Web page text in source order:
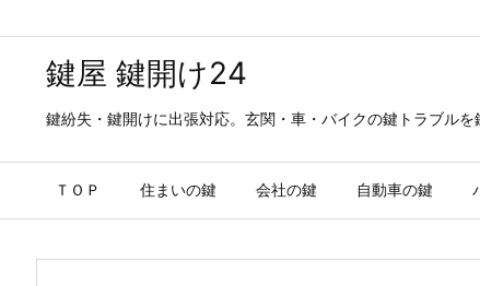
鍵屋 鍵開け24
鍵紛失・鍵開けに出張対応。玄関・車・バイクの鍵トラブルを
ＴＯＰ 住まいの鍵 会社の鍵 自動車の鍵